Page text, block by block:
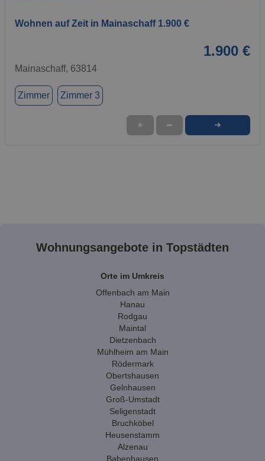
Wohnen auf Zeit in Mainaschaff 1.900 €
1.900 €
Mainaschaff, 63814
Zimmer Zimmer 3
★ ➦ ➜
Wohnungsangebote in Topstädten
Orte im Umkreis
Offenbach am Main
Hanau
Rodgau
Maintal
Dietzenbach
Mühlheim am Main
Rödermark
Obertshausen
Gelnhausen
Groß-Umstadt
Seligenstadt
Bruchköbel
Heusenstamm
Alzenau
Babenhausen